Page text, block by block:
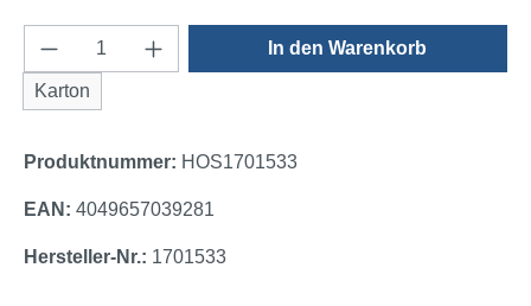
Produkt Anzahl: Gib den gewünschten
Karton
In den Warenkorb
Produktnummer: HOS1701533
EAN: 4049657039281
Hersteller-Nr.: 1701533